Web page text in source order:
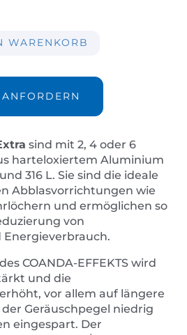
WARENKORB
sind mit 2, 4 oder 6
harteloxiertem Aluminium
316 L. Sie sind die ideale
Abblasvorrichtungen wie
und ermöglichen so
von
Energieverbrauch.
COANDA-EFFEKTS wird
und die
vor allem auf längere
Geräuschpegel niedrig
eingespart. Der